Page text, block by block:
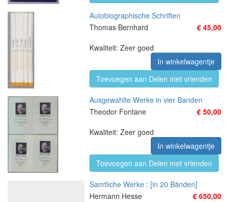
Autobiographische Schriften
Thomas Bernhard
€ 45,00
Kwaliteit: Zeer goed
In winkelwagentje
Toevoegen aan Delen met vrienden
Ausgewahlte Werke in vier Banden
Theodor Fontane
€ 50,00
Kwaliteit: Zeer goed
In winkelwagentje
Toevoegen aan Delen met vrienden
Samtliche Werke : [in 20 Bänden]
Hermann Hesse
€ 650,00